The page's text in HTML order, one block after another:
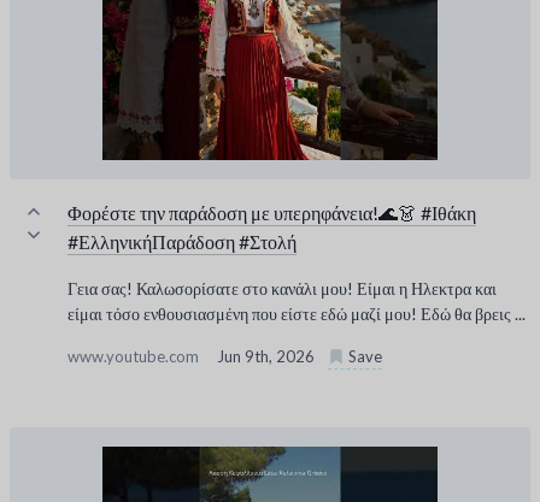
Φορέστε την παράδοση με υπερηφάνεια!🌊👗 #Ιθάκη
#ΕλληνικήΠαράδοση #Στολή
Γεια σας! Καλωσορίσατε στο κανάλι μου! Είμαι η Ηλεκτρα και
είμαι τόσο ενθουσιασμένη που είστε εδώ μαζί μου! Εδώ θα βρεις ...
www.youtube.com Jun 9th, 2026 Save